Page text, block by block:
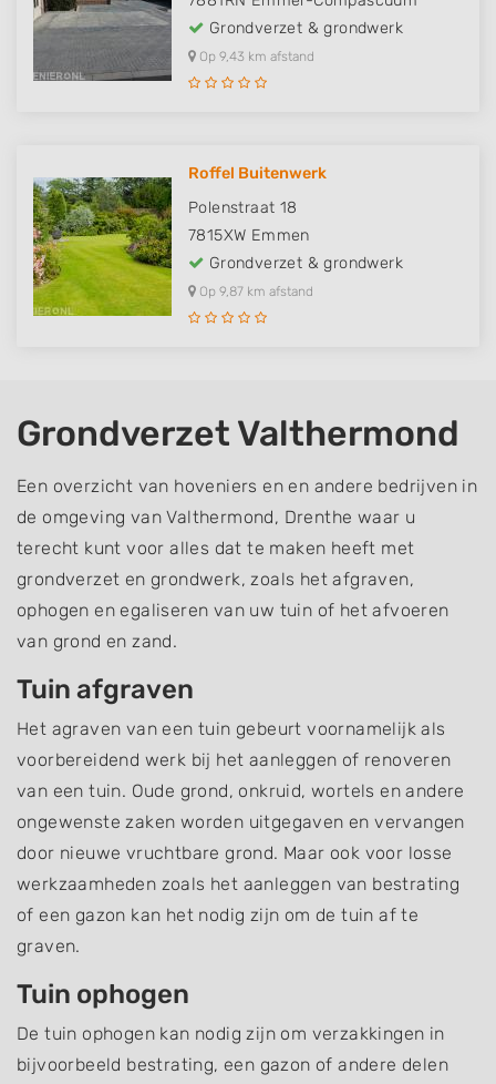
Grondverzet & grondwerk
Op 9,43 km afstand
Roffel Buitenwerk
Polenstraat 18
7815XW Emmen
Grondverzet & grondwerk
Op 9,87 km afstand
Grondverzet Valthermond
Een overzicht van hoveniers en en andere bedrijven in
de omgeving van Valthermond, Drenthe waar u
terecht kunt voor alles dat te maken heeft met
grondverzet en grondwerk, zoals het afgraven,
ophogen en egaliseren van uw tuin of het afvoeren
van grond en zand.
Tuin afgraven
Het agraven van een tuin gebeurt voornamelijk als
voorbereidend werk bij het aanleggen of renoveren
van een tuin. Oude grond, onkruid, wortels en andere
ongewenste zaken worden uitgegaven en vervangen
door nieuwe vruchtbare grond. Maar ook voor losse
werkzaamheden zoals het aanleggen van bestrating
of een gazon kan het nodig zijn om de tuin af te
graven.
Tuin ophogen
De tuin ophogen kan nodig zijn om verzakkingen in
bijvoorbeeld bestrating, een gazon of andere delen